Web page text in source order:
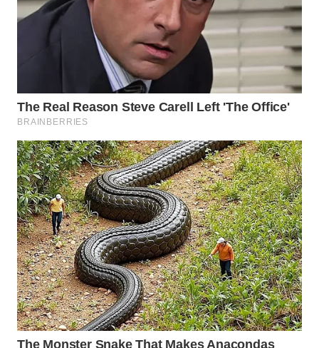
LABUANBAJO
Wahana
Media
Group
WAHANA
NEWS
WAHANA
TANI
WAHANA
ADVOKAT
WAHANA
INFRASTRUKTUR